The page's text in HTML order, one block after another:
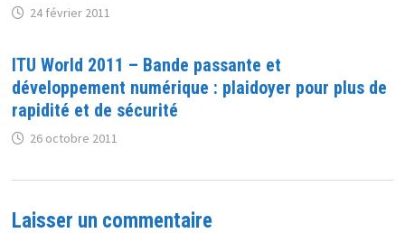
24 février 2011
ITU World 2011 – Bande passante et
développement numérique : plaidoyer pour plus de
rapidité et de sécurité
26 octobre 2011
Laisser un commentaire